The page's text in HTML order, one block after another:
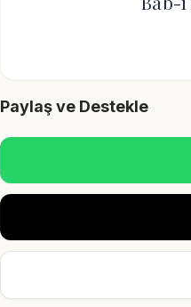
Paylaş ve Destekle